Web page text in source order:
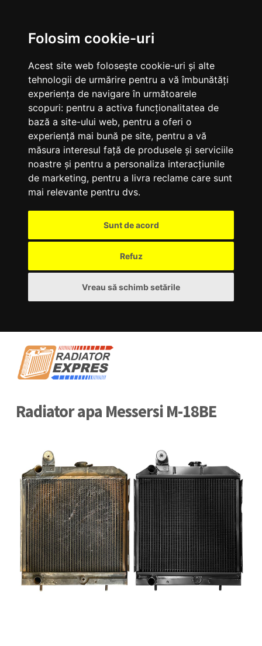
Folosim cookie-uri
Acest site web folosește cookie-uri și alte
tehnologii de urmărire pentru a vă îmbunătăți
experiența de navigare în următoarele
scopuri: pentru a activa funcționalitatea de
bază a site-ului web, pentru a oferi o
experiență mai bună pe site, pentru a vă
măsura interesul față de produsele și serviciile
noastre și pentru a personaliza interacțiunile
de marketing, pentru a livra reclame care sunt
mai relevante pentru dvs.
Sunt de acord
Refuz
Vreau să schimb setările
Radiator apa Messersi M-18BE